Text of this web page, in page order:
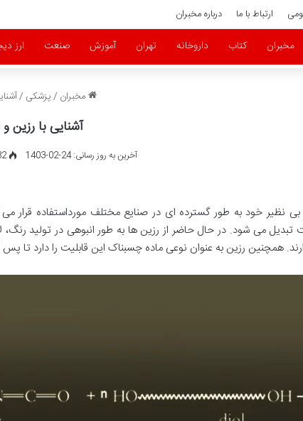
ارتباط با ما درباره مخبران
مخبران کتاب داروخانه تهران آموزش صنعت ارز
مخبران /پزشکی /
آشنایی با رزین
آخرین به روز رسانی: 24-02-1403
نظیر خود به طور گسترده ای در صنایع مختلف مورداستفاده قرار
می شود. در حال حاضر از رزین ها به طور انبوهی در تولید رنگ،
همچنین رزین به عنوان نوعی ماده چسبناک این قابلیت را دارد